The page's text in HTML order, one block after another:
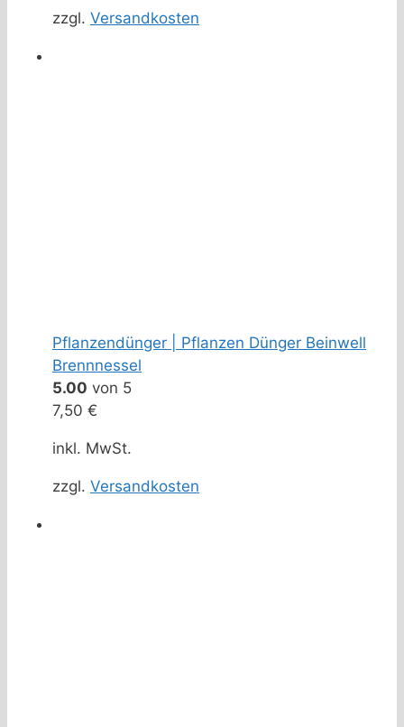
zzgl. Versandkosten
Pflanzendünger | Pflanzen Dünger Beinwell
Brennnessel
5.00 von 5
7,50 €
inkl. MwSt.
zzgl. Versandkosten